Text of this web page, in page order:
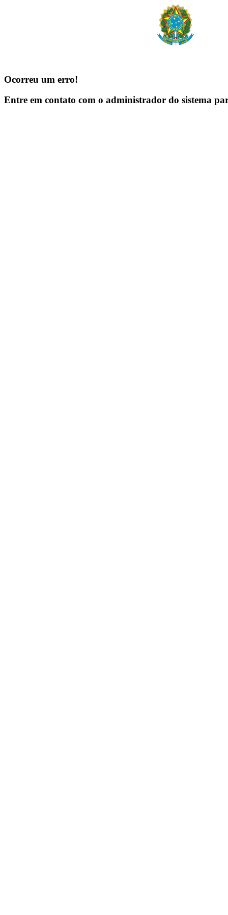
Ocorreu um erro!
Entre em contato com o administrador do sistema